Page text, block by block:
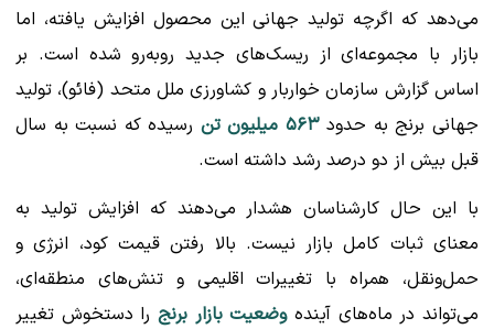
می‌دهد که اگرچه تولید جهانی این محصول افزایش یافته، اما
بازار با مجموعه‌ای از ریسک‌های جدید روبه‌رو شده است. بر
اساس گزارش سازمان خواربار و کشاورزی ملل متحد (فائو)، تولید
جهانی برنج به حدود۵۶۳ میلیون تن
رسیده که نسبت به سال
قبل بیش از دو درصد رشد داشته است.
با این حال کارشناسان هشدار می‌دهند که افزایش تولید به
معنای ثبات کامل بازار نیست. بالا رفتن قیمت کود، انرژی و
حمل‌ونقل، همراه با تغییرات اقلیمی و تنش‌های منطقه‌ای،
می‌تواند در ماه‌های آیندهوضعیت بازار برنج را دستخوش تغییر